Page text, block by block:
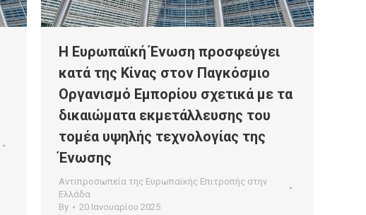
Η Ευρωπαϊκή Ένωση προσφεύγει
κατά της Κίνας στον Παγκόσμιο
Οργανισμό Εμπορίου σχετικά με τα
δικαιώματα εκμετάλλευσης του
τομέα υψηλής τεχνολογίας της
Ένωσης
Αντιπροσωπεία της Ευρωπαϊκής Επιτροπής στην
Ελλάδα
By
20 Ιανουαρίου 2025